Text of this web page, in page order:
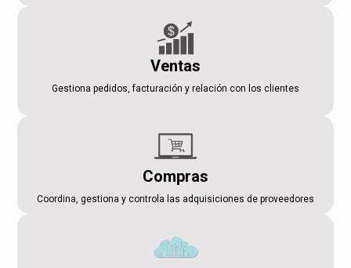
Ventas
Gestiona pedidos, facturación y relación con los clientes
Compras
Coordina, gestiona y controla las adquisiciones de proveedores